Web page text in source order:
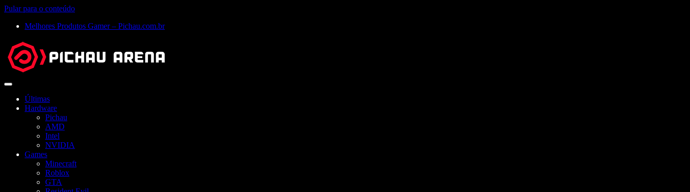
Pular para o conteúdo
Melhores Produtos Gamer – Pichau.com.br
Abrir
Últimas
Hardware
Pichau
AMD
Intel
NVIDIA
Games
Minecraft
Roblox
GTA